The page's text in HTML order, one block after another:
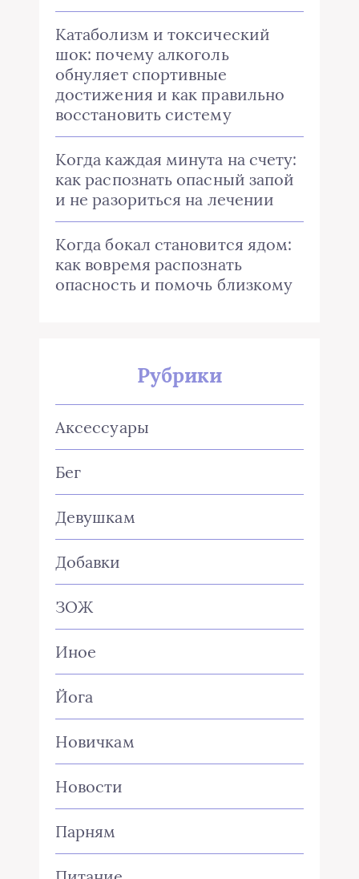
Катаболизм и токсический
шок: почему алкоголь
обнуляет спортивные
достижения и как правильно
восстановить систему
Когда каждая минута на счету:
как распознать опасный запой
и не разориться на лечении
Когда бокал становится ядом:
как вовремя распознать
опасность и помочь близкому
Рубрики
Аксессуары
Бег
Девушкам
Добавки
ЗОЖ
Иное
Йога
Новичкам
Новости
Парням